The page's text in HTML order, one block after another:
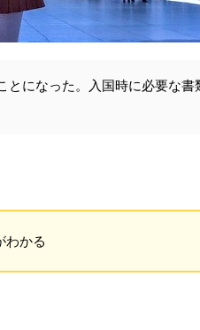
とになった。入国時に必要な書
わかる